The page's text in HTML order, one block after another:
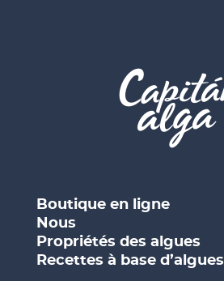
Boutique en ligne
Nous
Propriétés des algues
Recettes à base d’algues